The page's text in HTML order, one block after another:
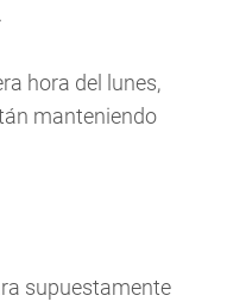
hora del lunes,
manteniendo
supuestamente